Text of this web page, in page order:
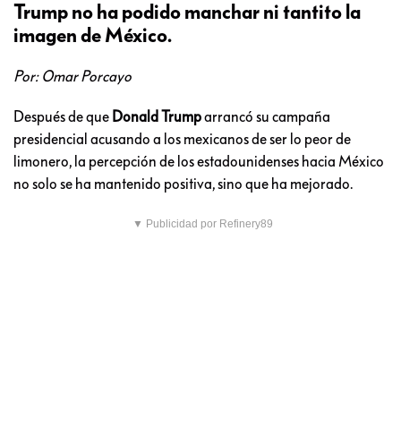
Trump no ha podido manchar ni tantito la
imagen de México.
Por: Omar Porcayo
Después de que Donald Trumparrancó su campaña
presidencial acusando a los mexicanos de ser lo peor de
limonero, la percepción de los estadounidenses hacia México
no solo se ha mantenido positiva, sino que ha mejorado.
▼ Publicidad por Refinery89